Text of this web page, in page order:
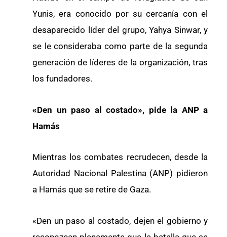
Yunis, era conocido por su cercanía con el
desaparecido líder del grupo, Yahya Sinwar, y
se le consideraba como parte de la segunda
generación de líderes de la organización, tras
los fundadores.
«Den un paso al costado», pide la ANP a
Hamás
Mientras los combates recrudecen, desde la
Autoridad Nacional Palestina (ANP) pidieron
a Hamás que se retire de Gaza.
«Den un paso al costado, dejen el gobierno y